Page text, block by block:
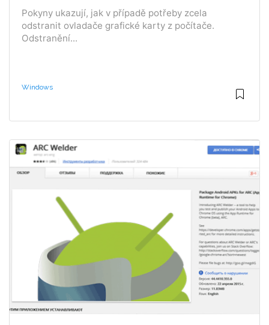
Pokyny ukazují, jak v případě potřeby zcela
odstranit ovladače grafické karty z počítače.
Odstranění...
Windows